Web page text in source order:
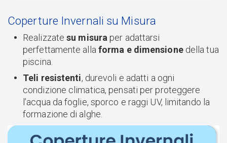
Coperture Invernali su Misura
Realizzate su misura per adattarsi
perfettamente alla forma e dimensione della tua
piscina.
Teli resistenti, durevoli e adatti a ogni
condizione climatica, pensati per proteggere
l’acqua da foglie, sporco e raggi UV, limitando la
formazione di alghe.